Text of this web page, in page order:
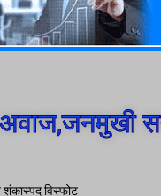
शंकास्पद विस्फोट